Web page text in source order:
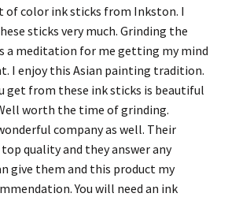
of color ink sticks from Inkston. I
sticks very much. Grinding the
a meditation for me getting my mind
I enjoy this Asian painting tradition.
get from these ink sticks is beautiful
worth the time of grinding.
company as well. Their
quality and they answer any
give them and this product my
You will need an ink